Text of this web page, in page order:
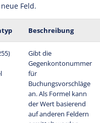
Feld.
Beschreibung
Gibt die
Gegenkontonummer
für
Buchungsvorschläge
an. Als Formel kann
der Wert basierend
auf anderen Feldern